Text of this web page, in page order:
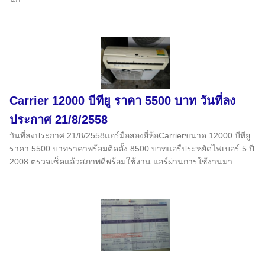
Carrier 12000 บีทียู ราคา 5500 บาท วันที่ลง
ประกาศ 21/8/2558
วันที่ลงประกาศ 21/8/2558แอร์มือสองยี่ห้อCarrierขนาด 12000 บีทียู
ราคา 5500 บาทราคาพร้อมติดตั้ง 8500 บาทแอรืประหยัดไฟเบอร์ 5 ปี
2008 ตรวจเซ็คแล้วสภาพดีพร้อมใช้งาน แอร์ผ่านการใช้งานมา...